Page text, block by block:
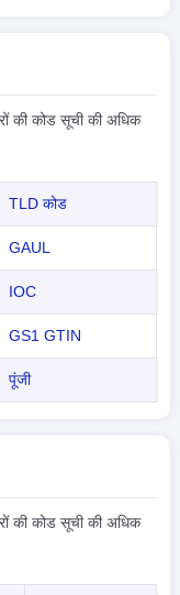
की कोड सूची की अधिक
TLD कोड
GAUL
IOC
GS1 GTIN
पूंजी
की कोड सूची की अधिक